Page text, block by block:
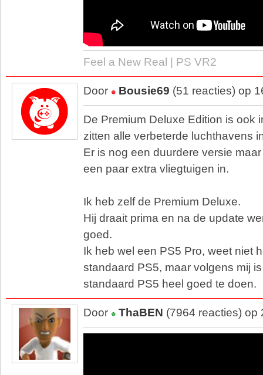
Feel a New Real | PS VR2
Door Bousie69 (51 reacties) op
De Premium Deluxe Edition is ook
zitten alle verbeterde luchthavens
Er is nog een duurdere versie
een paar extra vliegtuigen in.
Ik heb zelf de Premium Deluxe.
Hij draait prima en na de update
goed.
Ik heb wel een PS5 Pro, weet niet
standaard PS5, maar volgens mij
standaard PS5 heel goed te doen.
Door ThaBEN (7964 reacties) op